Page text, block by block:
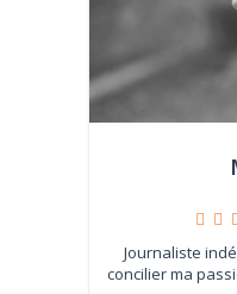
Journaliste
concilier ma